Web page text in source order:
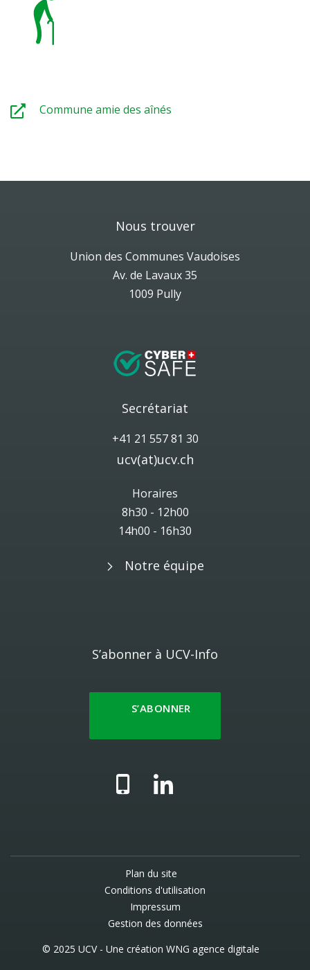
Commune amie des aînés
Nous trouver
Union des Communes Vaudoises
Av. de Lavaux 35
1009 Pully
Secrétariat
+41 21 557 81 30
ucv(at)ucv.ch
Horaires
8h30 - 12h00
14h00 - 16h30
Notre équipe
S’abonner à UCV-Info
S’ABONNER
Plan du site
Conditions d'utilisation
Impressum
Gestion des données
© 2025 UCV - Une création WNG agence digitale